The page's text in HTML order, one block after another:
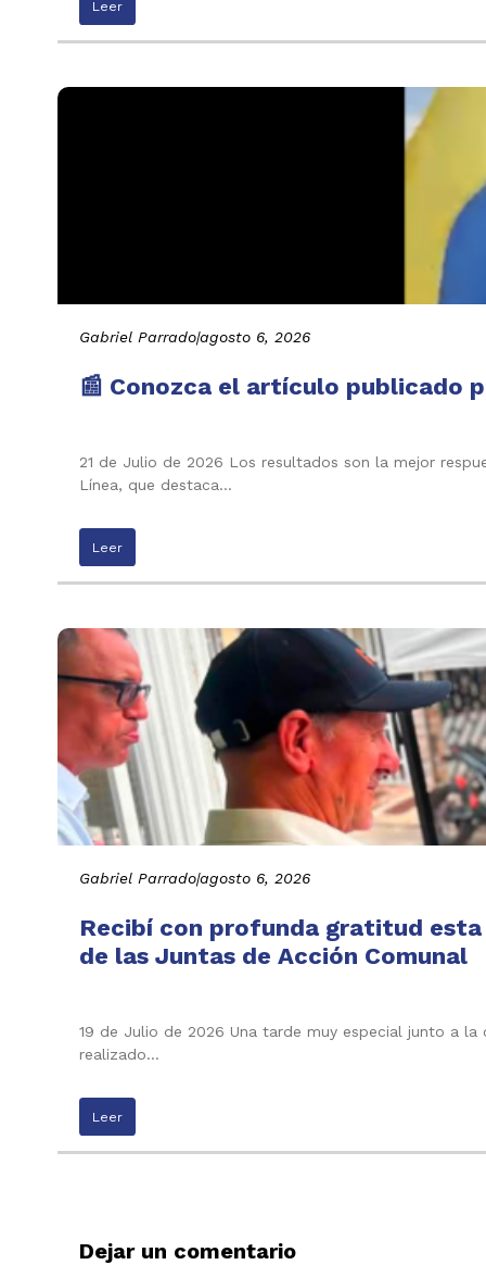
Leer
Gabriel Parrado|agosto 6, 2026
📰 Conozca el artículo publicado
21 de Julio de 2026 Los resultados son la mejor
Línea, que destaca…
Leer
Gabriel Parrado|agosto 6, 2026
Recibí con profunda gratitud
de las Juntas de Acción Comunal
19 de Julio de 2026 Una tarde muy especial junto a
realizado…
Leer
Dejar un comentario